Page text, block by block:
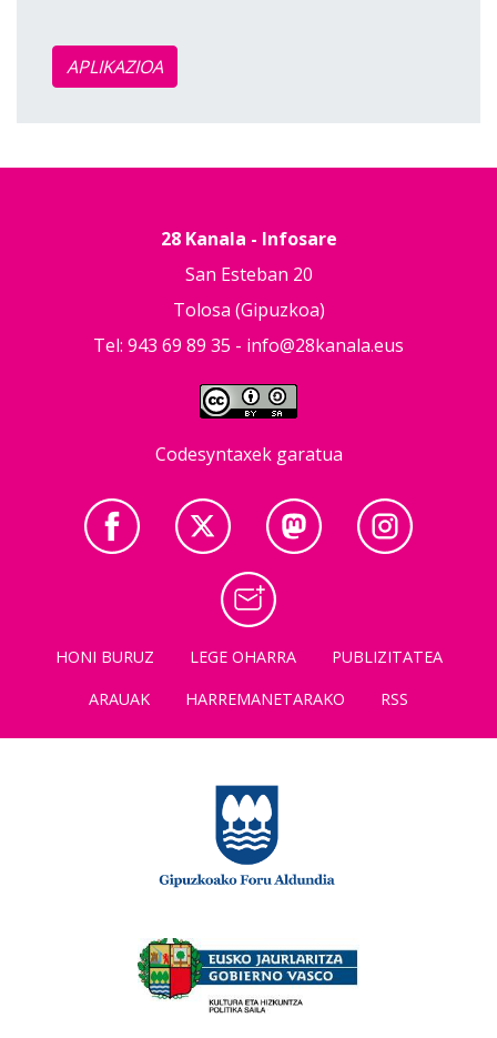
APLIKAZIOA
28 Kanala - Infosare
San Esteban 20
Tolosa (Gipuzkoa)
Tel: 943 69 89 35 - info@28kanala.eus
Codesyntaxek garatua
HONI BURUZ LEGE OHARRA
PUBLIZITATEA
ARAUAK
HARREMANETARAKO RSS